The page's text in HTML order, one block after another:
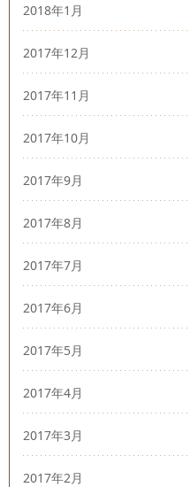
2018年1月
2017年12月
2017年11月
2017年10月
2017年9月
2017年8月
2017年7月
2017年6月
2017年5月
2017年4月
2017年3月
2017年2月